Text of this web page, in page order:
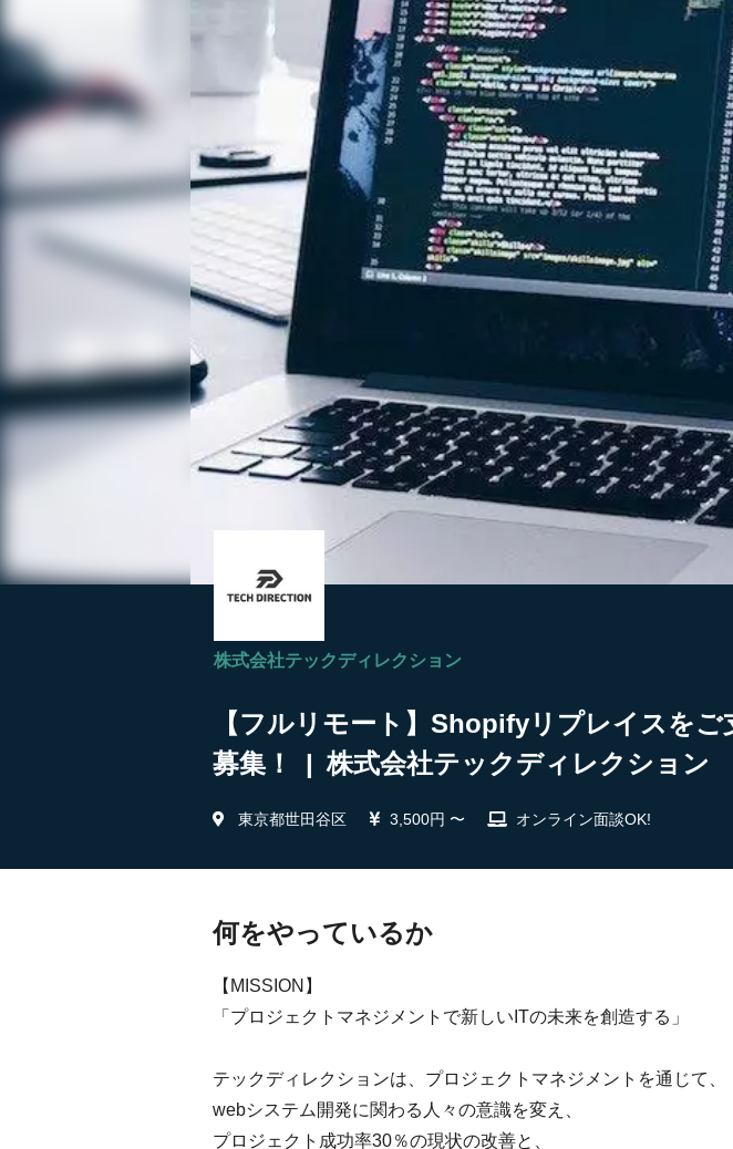
株式会社テックディレクション
【フルリモート】Shopifyリプレイスを
募集！ | 株式会社テックディレクション
東京都世田谷区 3,500円 〜 オンライン面談OK!
何をやっているか
【MISSION】
「プロジェクトマネジメントで新しいITの未来を創造する」
テックディレクションは、プロジェクトマネジメントを通じて、
webシステム開発に関わる人々の意識を変え、
プロジェクト成功率30％の現状の改善と、